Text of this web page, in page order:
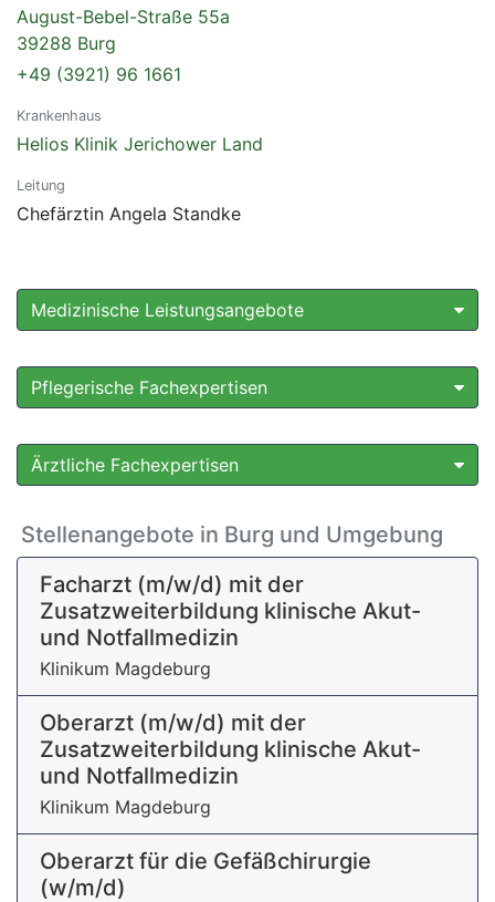
August-Bebel-Straße 55a
39288 Burg
+49 (3921) 96 1661
Krankenhaus
Helios Klinik Jerichower Land
Leitung
Chefärztin Angela Standke
Medizinische Leistungsangebote
Pflegerische Fachexpertisen
Ärztliche Fachexpertisen
Stellenangebote in Burg und Umgebung
Facharzt (m/w/d) mit der
Zusatzweiterbildung klinische Akut-
und Notfallmedizin
Klinikum Magdeburg
Oberarzt (m/w/d) mit der
Zusatzweiterbildung klinische Akut-
und Notfallmedizin
Klinikum Magdeburg
Oberarzt für die Gefäßchirurgie
(w/m/d)